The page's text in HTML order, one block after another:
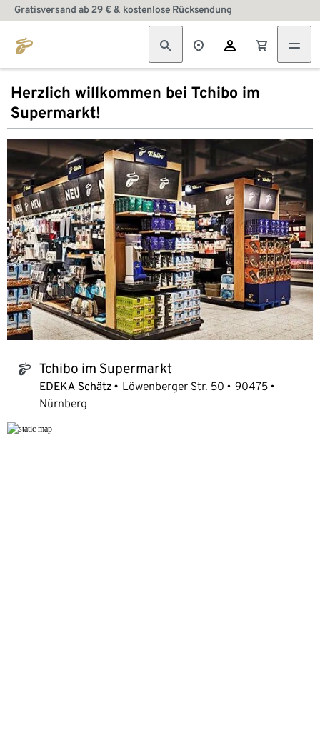
Gratisversand ab 29 € & kostenlose Rücksendung
Herzlich willkommen bei Tchibo im
Supermarkt!
tchibo_logo Tchibo im Supermarkt
EDEKA Schätz Löwenberger Str. 50
90475
Nürnberg